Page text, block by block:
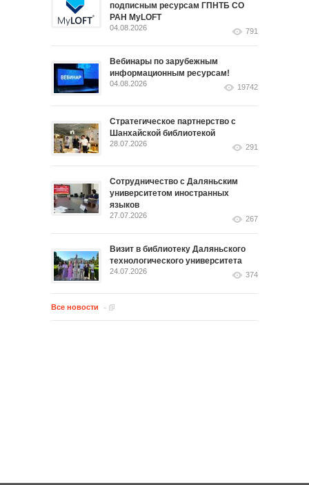
подписным ресурсам ГПНТБ СО
РАН MyLOFT
04.08.2026 791
Вебинары по зарубежным
информационным ресурсам!
04.08.2026 19742
Стратегическое партнерство с
Шанхайской библиотекой
28.07.2026 291
Сотрудничество с Даляньским
университетом иностранных
языков
27.07.2026 267
Визит в библиотеку Даляньского
технологического университета
24.07.2026 374
Все новости